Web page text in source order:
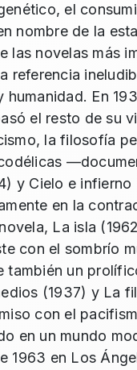
el
nombre de la
las novelas más
referencia
En
el resto de su
la filosofía
y Cielo e
en la
La isla
con el sombrío
también un
(1937) y La
con el
en un mundo
1963 en Los